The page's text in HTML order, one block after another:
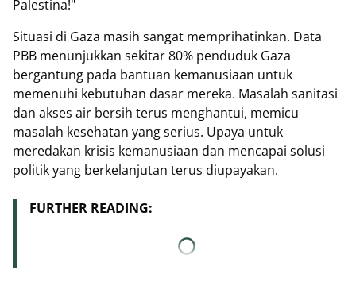
Palestina!"
Situasi di Gaza masih sangat memprihatinkan. Data
PBB menunjukkan sekitar 80% penduduk Gaza
bergantung pada bantuan kemanusiaan untuk
memenuhi kebutuhan dasar mereka. Masalah sanitasi
dan akses air bersih terus menghantui, memicu
masalah kesehatan yang serius. Upaya untuk
meredakan krisis kemanusiaan dan mencapai solusi
politik yang berkelanjutan terus diupayakan.
FURTHER READING: